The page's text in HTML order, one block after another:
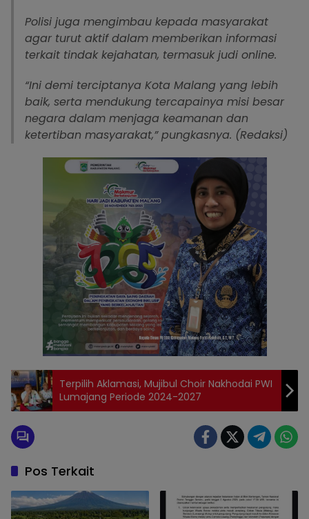
Polisi juga mengimbau kepada masyarakat
agar turut aktif dalam memberikan informasi
terkait tindak kejahatan, termasuk judi online.
“Ini demi terciptanya Kota Malang yang lebih
baik, serta mendukung tercapainya misi besar
negara dalam menjaga keamanan dan
ketertiban masyarakat,” pungkasnya. (Redaksi)
Terpilih Aklamasi, Mujibul Choir Nakhodai PWI
Lumajang Periode 2024-2027
Pos Terkait